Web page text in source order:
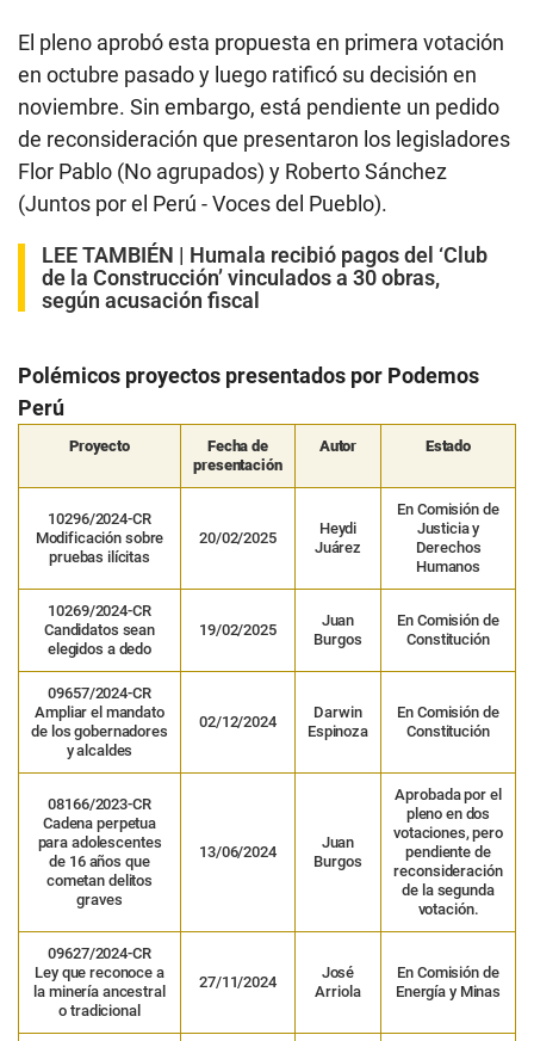
El pleno aprobó esta propuesta en primera votación
en octubre pasado y luego ratificó su decisión en
noviembre. Sin embargo, está pendiente un pedido
de reconsideración que presentaron los legisladores
Flor Pablo (No agrupados) y Roberto Sánchez
(Juntos por el Perú - Voces del Pueblo).
LEE TAMBIÉN | Humala recibió pagos del ‘Club
de la Construcción’ vinculados a 30 obras,
según acusación fiscal
Polémicos proyectos presentados por Podemos
Perú
Proyecto
Fecha de
presentación
Autor Estado
10296/2024-CR
Modificación sobre
pruebas ilícitas
20/02/2025
Heydi
Juárez
En Comisión de
Justicia y
Derechos
Humanos
10269/2024-CR
Candidatos sean
elegidos a dedo
19/02/2025
Juan
Burgos
En Comisión de
Constitución
09657/2024-CR
Ampliar el mandato
de los gobernadores
y alcaldes
02/12/2024
Darwin
Espinoza
En Comisión de
Constitución
08166/2023-CR
Cadena perpetua
para adolescentes
de 16 años que
cometan delitos
graves
13/06/2024
Juan
Burgos
Aprobada por el
pleno en dos
votaciones, pero
pendiente de
reconsideración
de la segunda
votación.
09627/2024-CR
Ley que reconoce a
la minería ancestral
o tradicional
27/11/2024
José
Arriola
En Comisión de
Energía y Minas